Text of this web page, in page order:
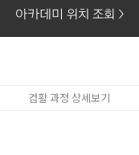
아카데미 위치 조회 >
컴활 과정 상세보기